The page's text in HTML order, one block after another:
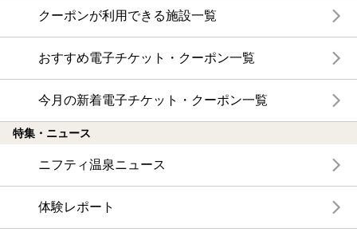
クーポンが利用できる施設一覧
おすすめ電子チケット・クーポン一覧
今月の新着電子チケット・クーポン一覧
特集・ニュース
ニフティ温泉ニュース
体験レポート